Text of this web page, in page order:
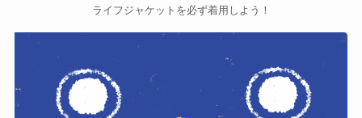
ライフジャケットを必ず着用しよう！